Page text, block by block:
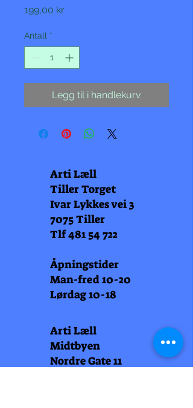
199,00 krPris
Antall *
Legg til i handlekurv
Arti Læll
Tiller Torget
Ivar Lykkes vei 3
7075 Tiller
Tlf481 54 722
Åpningstider
Man-fred 10-20
Lørdag 10-18
Arti Læll
Midtbyen
Nordre Gate 11